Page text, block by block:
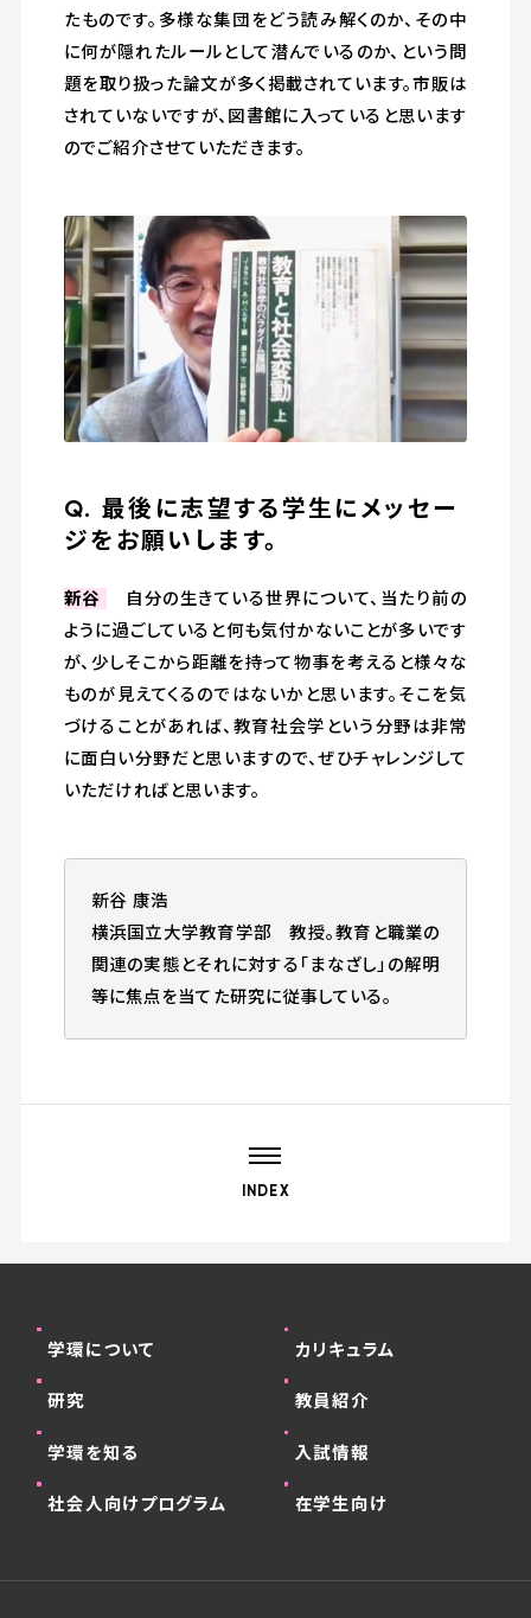
たものです。多様な集団をどう読み解くのか、その中
に何が隠れたルールとして潜んでいるのか、という問
題を取り扱った論文が多く掲載されています。市販は
されていないですが、図書館に入っていると思います
のでご紹介させていただきます。
Q. 最後に志望する学生にメッセー
ジをお願いします。
新谷
自分の生きている世界について、当たり前の
ように過ごしていると何も気付かないことが多いです
が、少しそこから距離を持って物事を考えると様々な
ものが見えてくるのではないかと思います。そこを気
づけることがあれば、教育社会学という分野は非常
に面白い分野だと思いますので、ぜひチャレンジして
いただければと思います。
新谷 康浩
横浜国立大学教育学部 教授。教育と職業の
関連の実態とそれに対する「まなざし」の解明
等に焦点を当てた研究に従事している。
INDEX
学環について カリキュラム
研究 教員紹介
学環を知る 入試情報
社会人向けプログラム 在学生向け